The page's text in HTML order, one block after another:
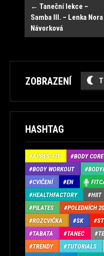
Navigace
← Taneční lekce –
Samba III. – Lenka Nora
Návorková
ZOBRAZENÍ
HASHTAG
APRÉS-FIT BODY CORE
BODY WORKOUT
CVIČENÍ
EN
HEALTHFACTORY
HIIT
PILATES
POLEDNÍCH 20
ROZCVIČKA
SK
TABATA
TANEC
TRENDY
TUTORIALS